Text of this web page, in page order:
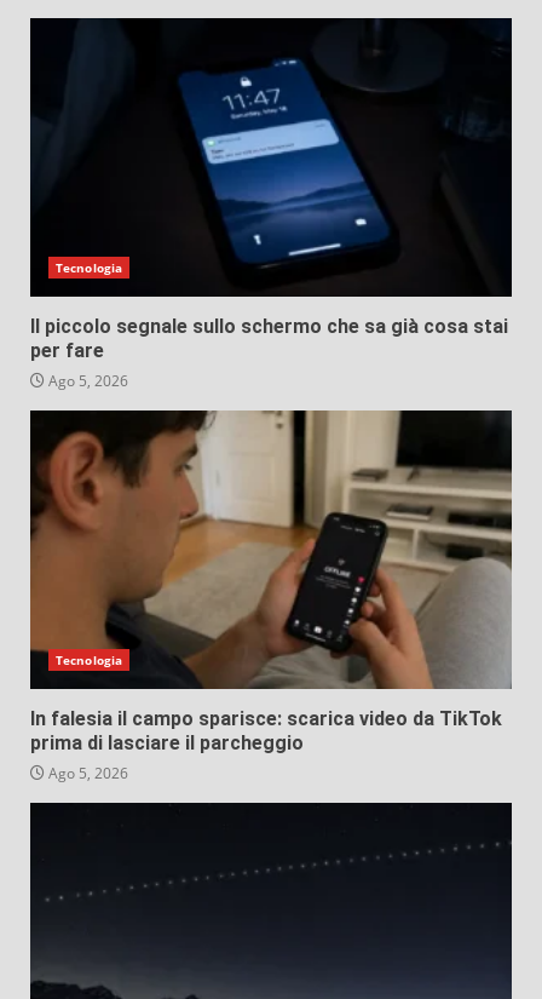
Tecnologia
Il piccolo segnale sullo schermo che sa già cosa stai
per fare
Ago 5, 2026
Tecnologia
In falesia il campo sparisce: scarica video da TikTok
prima di lasciare il parcheggio
Ago 5, 2026